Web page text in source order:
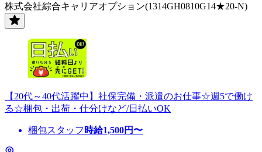
株式会社綜合キャリアオプション(1314GH0810G14★20-N)
【20代～40代活躍中】社保完備・派遣のお仕事☆週5で働け
る☆梱包・出荷・仕分けなど/日払いOK
梱包スタッフ 時給1,500円〜